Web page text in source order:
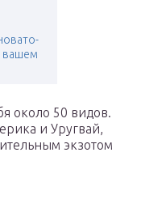
вашем
около 50 видов.
и Уругвай,
экзотом